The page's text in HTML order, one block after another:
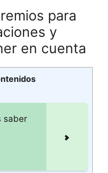
para
y
en cuenta
saber